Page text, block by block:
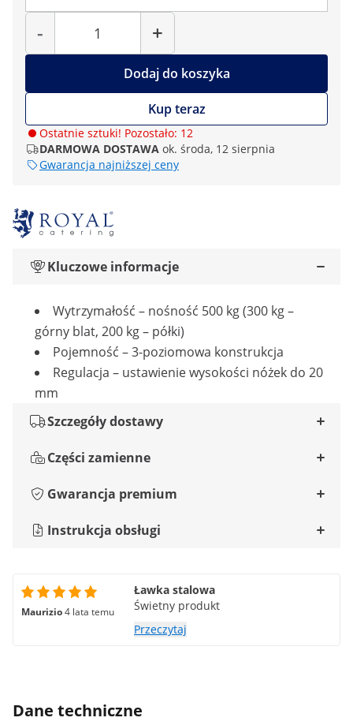
-
Liczba
+
Dodaj do koszyka
Kup teraz
Ostatnie sztuki! Pozostało: 12
DARMOWA DOSTAWA ok. środa, 12 sierpnia
Gwarancja najniższej ceny
Kluczowe informacje
Wytrzymałość – nośność 500 kg (300 kg –
górny blat, 200 kg – półki)
Pojemność – 3-poziomowa konstrukcja
Regulacja – ustawienie wysokości nóżek do 20
mm
Szczegóły dostawy
Części zamienne
Gwarancja premium
Instrukcja obsługi
Maurizio4 lata temu
Ławka stalowa
Świetny produkt
Przeczytaj
Dane techniczne